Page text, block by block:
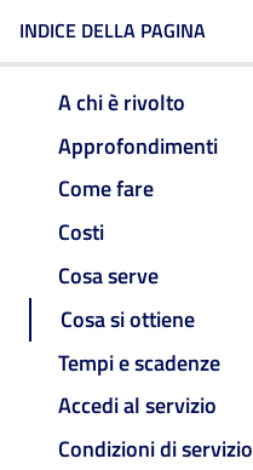
INDICE DELLA PAGINA
A chi è rivolto
Approfondimenti
Come fare
Costi
Cosa serve
Cosa si ottiene
Tempi e scadenze
Accedi al servizio
Condizioni di servizio